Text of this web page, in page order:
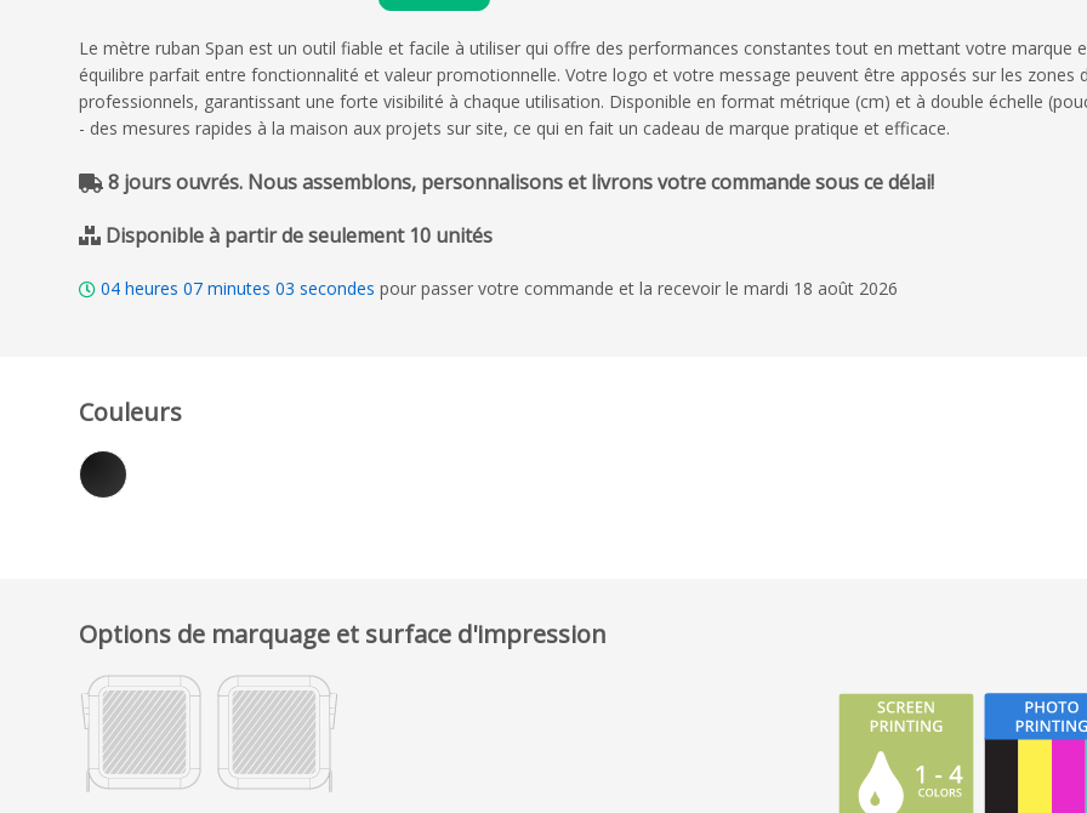
Le mètre ruban Span est un outil fiable et facile à utiliser qui offre des performances constantes tout en mettant votre marque
équilibre parfait entre fonctionnalité et valeur promotionnelle. Votre logo et votre message peuvent être apposés sur les zones
professionnels, garantissant une forte visibilité à chaque utilisation. Disponible en format métrique (cm) et à double échelle
- des mesures rapides à la maison aux projets sur site, ce qui en fait un cadeau de marque pratique et efficace.
8 jours ouvrés. Nous assemblons, personnalisons et livrons votre commande sous ce délai!
Disponible à partir de seulement 10 unités
04 heures 07 minutes 02 secondes pour passer votre commande et la recevoir le mardi 18 août 2026
Couleurs
Options de marquage et surface d'impression